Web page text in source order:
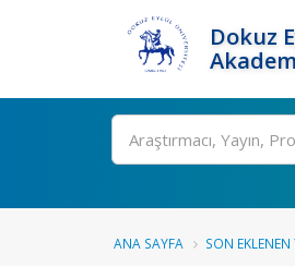
Dokuz
Ara
ANA SAYFA SON EKLENEN